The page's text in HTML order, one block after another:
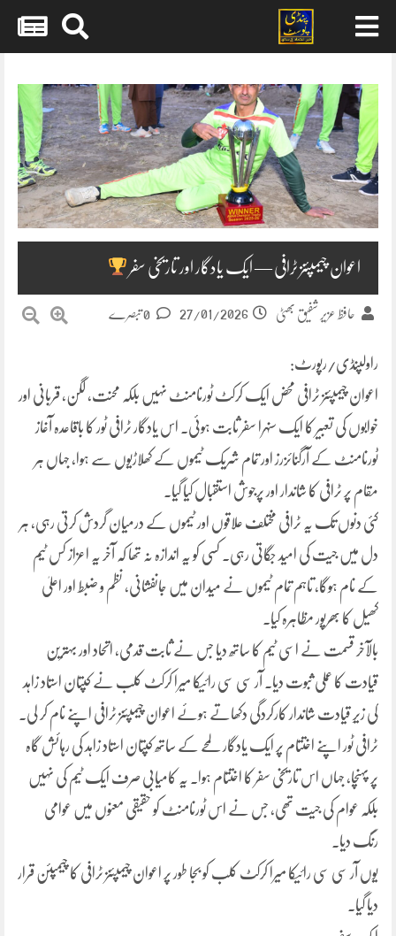
content
اعوان چیمپئنز ٹرافی — ایک یادگار اور تاریخی سفر
حافظ عزیر شفیق بھٹی 27/01/2026
راولپنڈی/رپورٹ:
اعوان چیمپئنز ٹرافی محض ایک کرکٹ ٹورنامنٹ نہیں بلکہ محنت، لگن، قربانی اور
خوابوں کی تعبیر کا ایک سنہرا سفر ثابت ہوئی۔ اس یادگار ٹرافی ٹور کا باقاعدہ آغاز
ٹورنامنٹ کے آرگنائزرز اور تمام شریک ٹیموں کے کھلاڑیوں سے ہوا، جہاں ہر
مقام پر ٹرافی کا شاندار اور پرجوش استقبال کیا گیا۔
کئی دنوں تک یہ ٹرافی مختلف علاقوں اور ٹیموں کے درمیان گردش کرتی رہی، ہر
دل میں جیت کی امید جگاتی رہی۔ کسی کو یہ اندازہ نہ تھا کہ آخر یہ اعزاز کس ٹیم
کے نام ہوگا، تاہم تمام ٹیموں نے میدان میں جانفشانی، نظم و ضبط اور اعلیٰ
کھیل کا بھرپور مظاہرہ کیا۔
بالآخر قسمت نے اسی ٹیم کا ساتھ دیا جس نے ثابت قدمی، اتحاد اور بہترین
قیادت کا عملی ثبوت دیا۔ آر سی سی رائیکا میرا کرکٹ کلب نے کپتان استاد زاہد
کی زیرِ قیادت شاندار کارکردگی دکھاتے ہوئے اعوان چیمپئنز ٹرافی اپنے نام کر لی۔
ٹرافی ٹور اپنے اختتام پر ایک یادگار لمحے کے ساتھ کپتان استاد زاہد کی رہائش گاہ
پر پہنچا، جہاں اس تاریخی سفر کا اختتام ہوا۔ یہ کامیابی صرف ایک ٹیم کی نہیں
بلکہ عوام کی جیت تھی، جس نے اس ٹورنامنٹ کو حقیقی معنوں میں عوامی
رنگ دیا۔
یوں آر سی سی رائیکا میرا کرکٹ کلب کو بجا طور پر اعوان چیمپئنز ٹرافی کا چیمپئن قرار
دیا گیا۔